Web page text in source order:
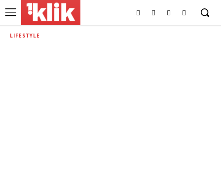
LIFESTYLE